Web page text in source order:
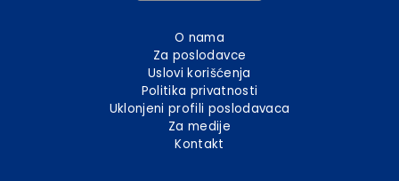
O nama
Za poslodavce
Uslovi korišćenja
Politika privatnosti
Uklonjeni profili poslodavaca
Za medije
Kontakt